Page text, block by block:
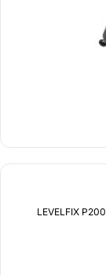
LEVELFIX